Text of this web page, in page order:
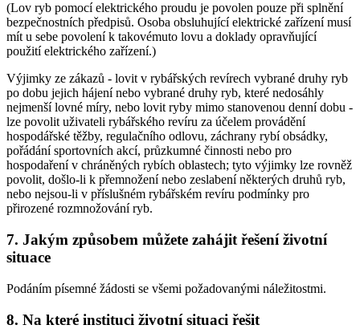
(Lov ryb pomocí elektrického proudu je povolen pouze při splnění
bezpečnostních předpisů. Osoba obsluhující elektrické zařízení musí
mít u sebe povolení k takovémuto lovu a doklady opravňující
použití elektrického zařízení.)
Výjimky ze zákazů - lovit v rybářských revírech vybrané druhy ryb
po dobu jejich hájení nebo vybrané druhy ryb, které nedosáhly
nejmenší lovné míry, nebo lovit ryby mimo stanovenou denní dobu -
lze povolit uživateli rybářského revíru za účelem provádění
hospodářské těžby, regulačního odlovu, záchrany rybí obsádky,
pořádání sportovních akcí, průzkumné činnosti nebo pro
hospodaření v chráněných rybích oblastech; tyto výjimky lze rovněž
povolit, došlo-li k přemnožení nebo zeslabení některých druhů ryb,
nebo nejsou-li v příslušném rybářském revíru podmínky pro
přirozené rozmnožování ryb.
7. Jakým způsobem můžete zahájit řešení životní
situace
Podáním písemné žádosti se všemi požadovanými náležitostmi.
8. Na které instituci životní situaci řešit